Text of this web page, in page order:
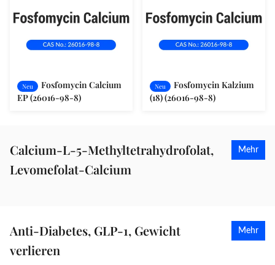
Neu
Fosfomycin Calcium
EP (26016-98-8)
Neu
Fosfomycin Kalzium
(18) (26016-98-8)
Calcium-L-5-Methyltetrahydrofolat,
Levomefolat-Calcium
Mehr
Anti-Diabetes, GLP-1, Gewicht
verlieren
Mehr